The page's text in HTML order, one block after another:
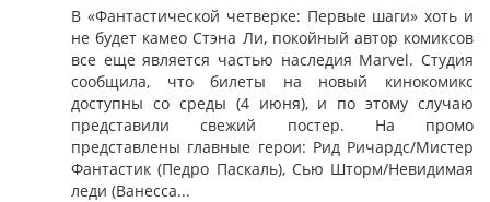
В «Фантастической четверке: Первые шаги» хоть и
не будет камео Стэна Ли, покойный автор комиксов
все еще является частью наследия Marvel. Студия
сообщила, что билеты на новый кинокомикс
доступны со среды (4 июня), и по этому случаю
представили свежий постер. На промо
представлены главные герои: Рид Ричардс/Мистер
Фантастик (Педро Паскаль), Сью Шторм/Невидимая
леди (Ванесса...